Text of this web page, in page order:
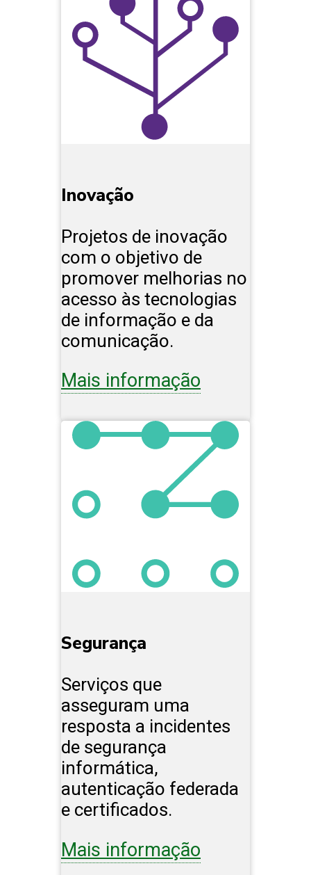
Inovação
Projetos de inovação
com o objetivo de
promover melhorias no
acesso às tecnologias
de informação e da
comunicação.
Mais informação
Segurança
Serviços que
asseguram uma
resposta a incidentes
de segurança
informática,
autenticação federada
e certificados.
Mais informação